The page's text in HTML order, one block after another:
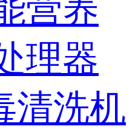
营养
理器
清洗机